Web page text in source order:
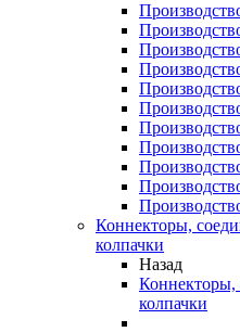
Коннекторы,
колпачки
Назад
Коннекторы,
колпачки